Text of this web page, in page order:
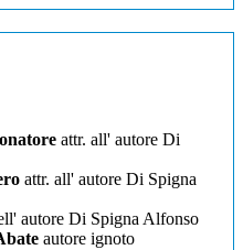
attr. all' autore Di
attr. all' autore Di Spigna
autore Di Spigna Alfonso
autore ignoto